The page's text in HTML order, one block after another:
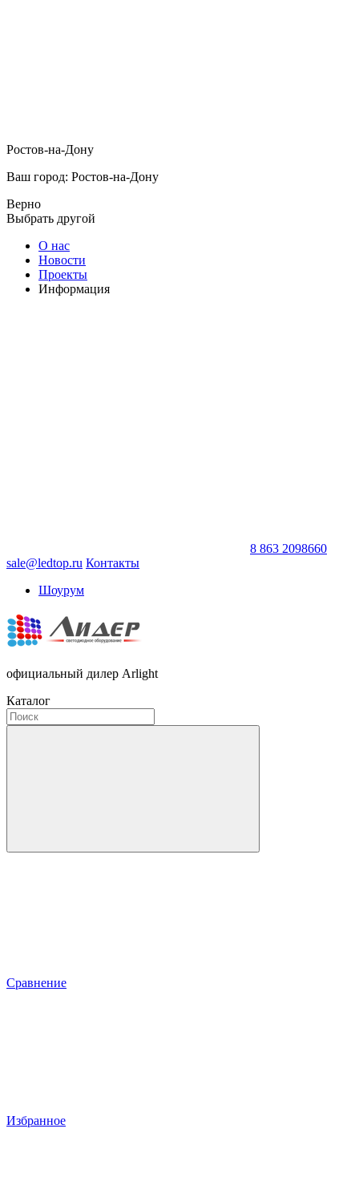
Ростов-на-Дону
Ваш город: Ростов-на-Дону
Верно
Выбрать другой
О нас
Новости
Проекты
Информация
8 863 2098660
sale@ledtop.ru Контакты
Шоурум
официальный дилер Arlight
Каталог
Сравнение
Избранное